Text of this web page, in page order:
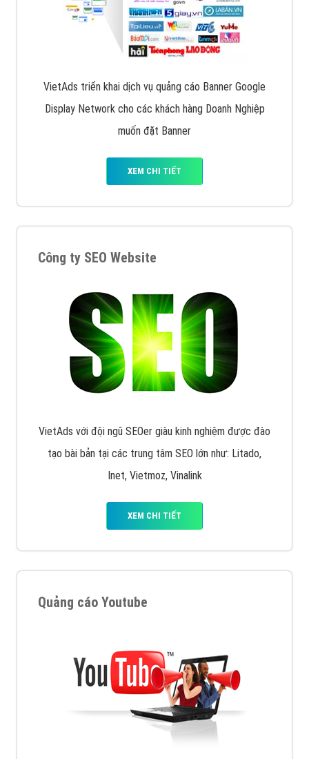
VietAds triển khai dịch vụ quảng cáo Banner Google
Display Network cho các khách hàng Doanh Nghiệp
muốn đặt Banner
XEM CHI TIẾT
Công ty SEO Website
VietAds với đội ngũ SEOer giàu kinh nghiệm được đào
tạo bài bản tại các trung tâm SEO lớn như: Litado,
Inet, Vietmoz, Vinalink
XEM CHI TIẾT
Quảng cáo Youtube